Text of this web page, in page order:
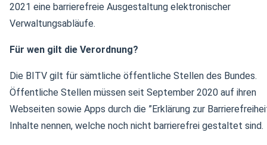
2021 eine barrierefreie Ausgestaltung elektronischer
Verwaltungsabläufe.
Für wen gilt die Verordnung?
Die BITV gilt für sämtliche öffentliche Stellen des Bundes.
Öffentliche Stellen müssen seit September 2020 auf ihren
Webseiten sowie Apps durch die ”Erklärung zur
Inhalte nennen, welche noch nicht barrierefrei gestaltet sind.